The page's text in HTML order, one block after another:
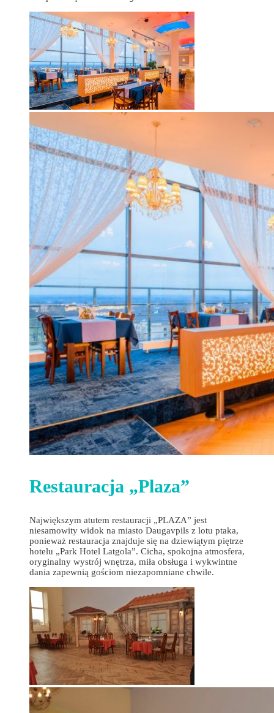
Restauracja „Plaza”
Największym atutem restauracji „PLAZA” jest
niesamowity widok na miasto Daugavpils z lotu ptaka,
ponieważ restauracja znajduje się na dziewiątym piętrze
hotelu „Park Hotel Latgola”. Cicha, spokojna atmosfera,
oryginalny wystrój wnętrza, miła obsługa i wykwintne
dania zapewnią gościom niezapomniane chwile.